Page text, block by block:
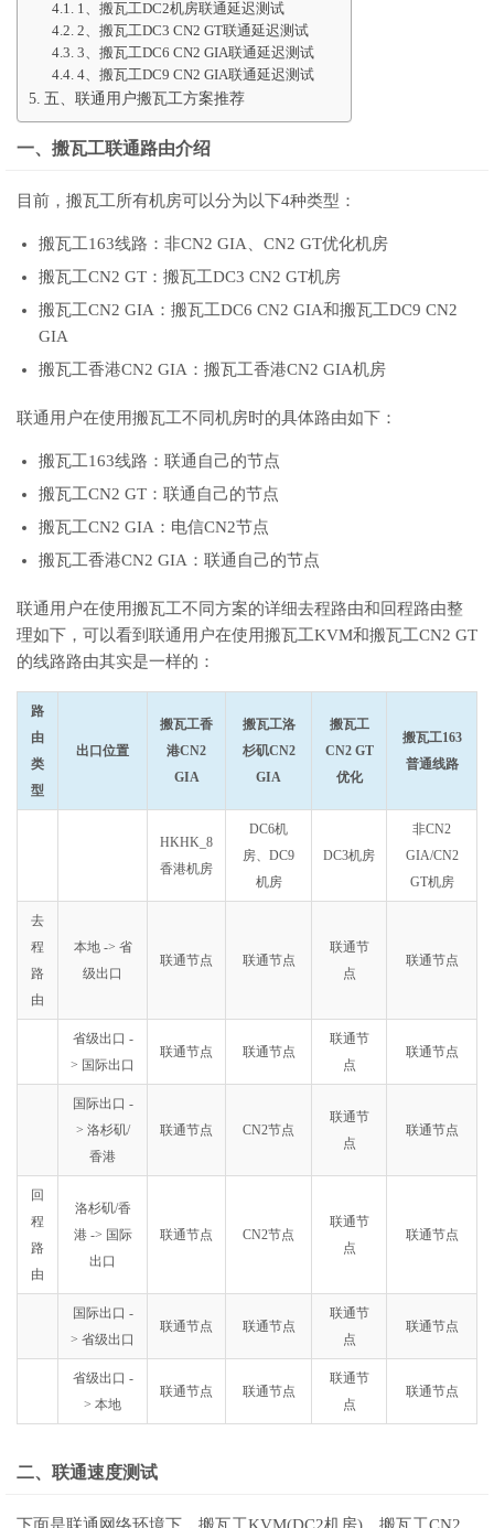
1、搬瓦工DC2机房联通延迟测试
2、搬瓦工DC3 CN2 GT联通延迟测试
3、搬瓦工DC6 CN2 GIA联通延迟测试
4、搬瓦工DC9 CN2 GIA联通延迟测试
五、联通用户搬瓦工方案推荐
一、搬瓦工联通路由介绍
目前，搬瓦工所有机房可以分为以下4种类型：
搬瓦工163线路：非CN2 GIA、CN2 GT优化机房
搬瓦工CN2 GT：搬瓦工DC3 CN2 GT机房
搬瓦工CN2 GIA：搬瓦工DC6 CN2 GIA和搬瓦工DC9 CN2
GIA
搬瓦工香港CN2 GIA：搬瓦工香港CN2 GIA机房
联通用户在使用搬瓦工不同机房时的具体路由如下：
搬瓦工163线路：联通自己的节点
搬瓦工CN2 GT：联通自己的节点
搬瓦工CN2 GIA：电信CN2节点
搬瓦工香港CN2 GIA：联通自己的节点
联通用户在使用搬瓦工不同方案的详细去程路由和回程路由整
理如下，可以看到联通用户在使用搬瓦工KVM和搬瓦工CN2 GT
的线路路由其实是一样的：
路
由
类
型
出口位置
搬瓦工香
港CN2
GIA
搬瓦工洛
杉矶CN2
GIA
搬瓦工
CN2 GT
优化
搬瓦工163
普通线路
HKHK_8
香港机房
DC6机
房、DC9
机房
DC3机房
非CN2
GIA/CN2
GT机房
去
程
路
由
本地 -> 省
级出口
联通节点 联通节点
联通节
点
联通节点
省级出口 -
> 国际出口
联通节点 联通节点
联通节
点
联通节点
国际出口 -
> 洛杉矶/
香港
联通节点 CN2节点
联通节
点
联通节点
回
程
路
由
洛杉矶/香
港 -> 国际
出口
联通节点 CN2节点
联通节
点
联通节点
国际出口 -
> 省级出口
联通节点 联通节点
联通节
点
联通节点
省级出口 -
> 本地
联通节点 联通节点
联通节
点
联通节点
二、联通速度测试